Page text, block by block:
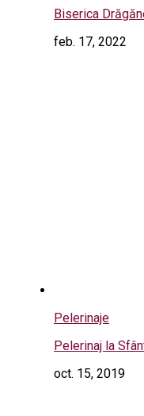
Biserica
feb. 17, 2022
Pelerinaje
Pelerinaj la
oct. 15, 2019